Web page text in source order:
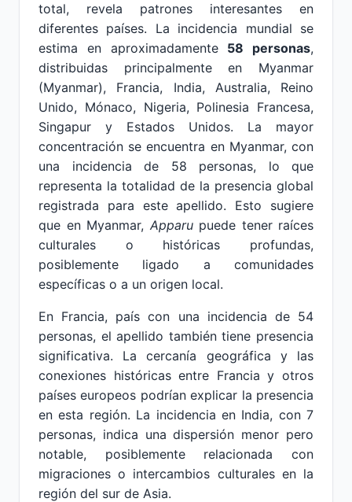
total, revela patrones interesantes en
diferentes países. La incidencia mundial se
estima en aproximadamente 58 personas,
distribuidas principalmente en Myanmar
(Myanmar), Francia, India, Australia, Reino
Unido, Mónaco, Nigeria, Polinesia Francesa,
Singapur y Estados Unidos. La mayor
concentración se encuentra en Myanmar, con
una incidencia de 58 personas, lo que
representa la totalidad de la presencia global
registrada para este apellido. Esto sugiere
que en Myanmar, Apparupuede tener raíces
culturales o históricas profundas,
posiblemente ligado a comunidades
específicas o a un origen local.
En Francia, país con una incidencia de 54
personas, el apellido también tiene presencia
significativa. La cercanía geográfica y las
conexiones históricas entre Francia y otros
países europeos podrían explicar la presencia
en esta región. La incidencia en India, con 7
personas, indica una dispersión menor pero
notable, posiblemente relacionada con
migraciones o intercambios culturales en la
región del sur de Asia.